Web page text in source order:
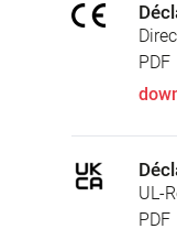
PDF
UL-
PDF